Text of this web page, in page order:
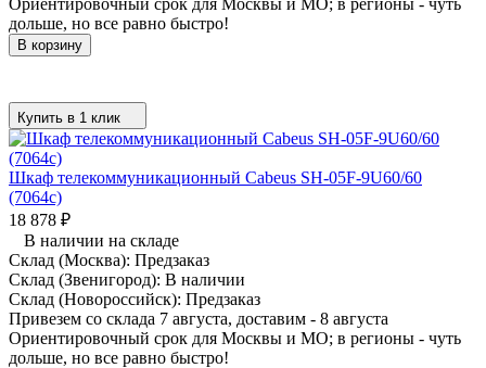
дольше, но все равно быстро!
В корзину
Купить в 1 клик
Шкаф телекоммуникационный Cabeus SH-05F-9U60/60
(7064c)
18 878 ₽
В наличии на складе
Склад (Москва): Предзаказ
Склад (Звенигород): В наличии
Склад (Новороссийск): Предзаказ
Привезем со склада 7 августа, доставим - 8 августа
Ориентировочный срок для Москвы и МО; в регионы - чуть
дольше, но все равно быстро!